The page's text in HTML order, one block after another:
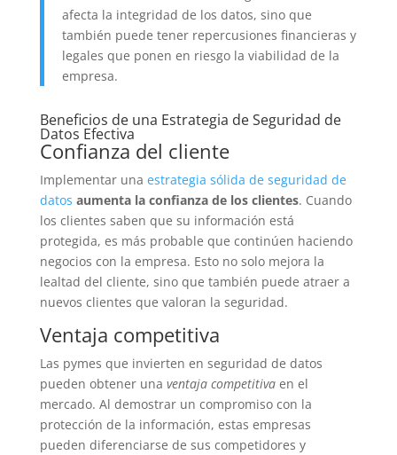
afecta la integridad de los datos, sino que
también puede tener repercusiones financieras y
legales que ponen en riesgo la viabilidad de la
empresa.
Beneficios de una Estrategia de Seguridad de
Datos Efectiva
Confianza del cliente
Implementar una estrategia sólida de seguridad de
datos aumenta la confianza de los clientes. Cuando
los clientes saben que su información está
protegida, es más probable que continúen haciendo
negocios con la empresa. Esto no solo mejora la
lealtad del cliente, sino que también puede atraer a
nuevos clientes que valoran la seguridad.
Ventaja competitiva
Las pymes que invierten en seguridad de datos
pueden obtener una ventaja competitivaen el
mercado. Al demostrar un compromiso con la
protección de la información, estas empresas
pueden diferenciarse de sus competidores y